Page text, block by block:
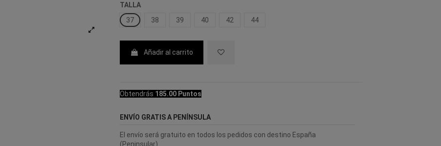
TALLA
37
38 39 40 42 44
Añadir al carrito
Obtendrás 185.00 Puntos
ENVÍO GRATIS A PENÍNSULA
El envío será gratuito en todos los pedidos con destino España
(Peninsular).